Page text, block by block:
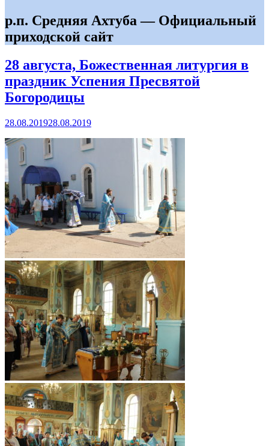
р.п. Средняя Ахтуба — Официальный
приходской сайт
28 августа, Божественная литургия в
праздник Успения Пресвятой
Богородицы
28.08.201928.08.2019